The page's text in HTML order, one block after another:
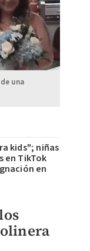
una
kids"; niñas
en TikTok
en